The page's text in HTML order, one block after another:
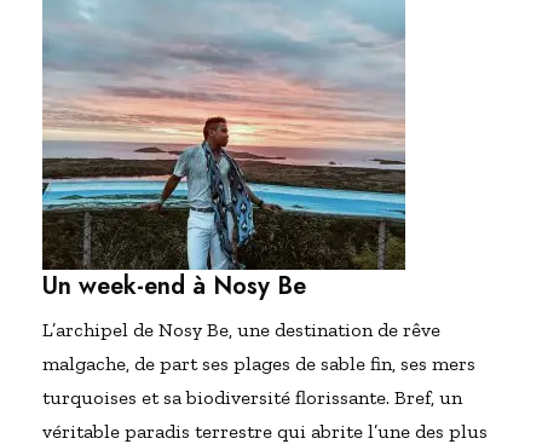
Un week-end à Nosy Be
L’archipel de Nosy Be, une destination de rêve
malgache, de part ses plages de sable fin, ses mers
turquoises et sa biodiversité florissante. Bref, un
véritable paradis terrestre qui abrite l’une des plus